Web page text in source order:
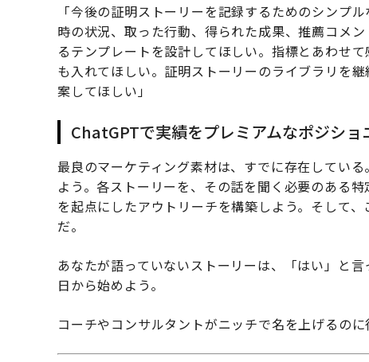
「今後の証明ストーリーを記録するためのシンプ
時の状況、取った行動、得られた成果、推薦コメ
るテンプレートを設計してほしい。指標とあわせ
も入れてほしい。証明ストーリーのライブラリを
案してほしい」
ChatGPTで実績をプレミアムなポジショ
最良のマーケティング素材は、すでに存在してい
よう。各ストーリーを、その話を聞く必要のある
を起点にしたアウトリーチを構築しよう。そして
だ。
あなたが語っていないストーリーは、「はい」と
日から始めよう。
コーチやコンサルタントがニッチで名を上げるのに